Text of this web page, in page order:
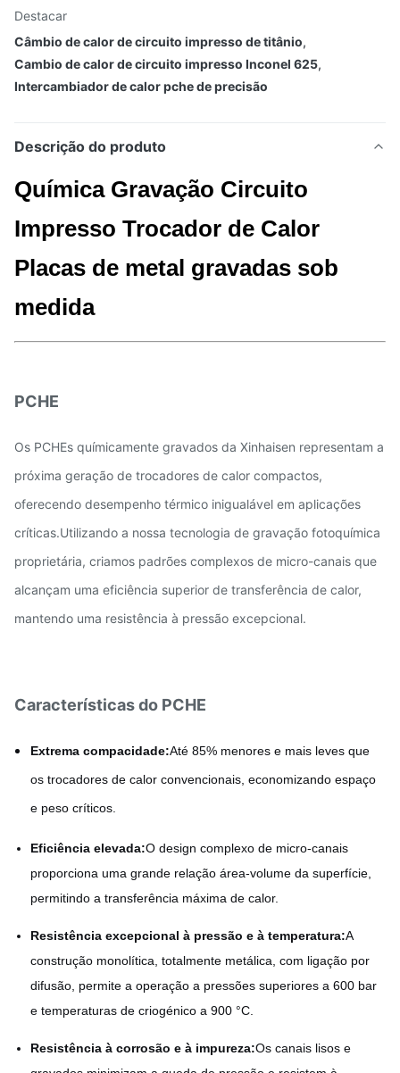
Destacar
Câmbio de calor de circuito impresso de titânio,
Cambio de calor de circuito impresso Inconel 625,
Intercambiador de calor pche de precisão
Descrição do produto
Química Gravação Circuito
Impresso Trocador de Calor
Placas de metal gravadas sob
medida
PCHE
Os PCHEs químicamente gravados da Xinhaisen representam a
próxima geração de trocadores de calor compactos,
oferecendo desempenho térmico inigualável em aplicações
críticas.Utilizando a nossa tecnologia de gravação fotoquímica
proprietária, criamos padrões complexos de micro-canais que
alcançam uma eficiência superior de transferência de calor,
mantendo uma resistência à pressão excepcional.
Características do PCHE
Extrema compacidade:Até 85% menores e mais leves que
os trocadores de calor convencionais, economizando espaço
e peso críticos.
Eficiência elevada:O design complexo de micro-canais
proporciona uma grande relação área-volume da superfície,
permitindo a transferência máxima de calor.
Resistência excepcional à pressão e à temperatura:A
construção monolítica, totalmente metálica, com ligação por
difusão, permite a operação a pressões superiores a 600 bar
e temperaturas de criogénico a 900 °C.
Resistência à corrosão e à impureza:Os canais lisos e